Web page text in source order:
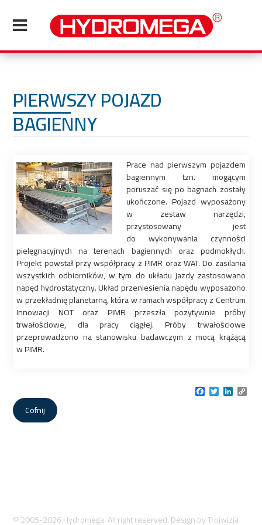
PIERWSZY POJAZD
BAGIENNY
Prace nad pierwszym pojazdem
bagiennym tzn. mogącym
poruszać się po bagnach zostały
ukończone. Pojazd wyposażony
w zestaw narzędzi,
przystosowany jest
do wykonywania czynności
pielęgnacyjnych na terenach bagiennych oraz podmokłych.
Projekt powstał przy współpracy z PIMR oraz WAT. Do zasilania
wszystkich odbiorników, w tym do układu jazdy zastosowano
napęd hydrostatyczny. Układ przeniesienia napędu wyposażono
w przekładnię planetarną, która w ramach współpracy z Centrum
Innowacji NOT oraz PIMR przeszła pozytywnie próby
trwałościowe, dla pracy ciągłej. Próby trwałościowe
przeprowadzono na stanowisku badawczym z mocą krążącą
w PIMR.
Facebook
Twitter
Link
Cofnij
© 2005-2026 Hydromega. All right reserved. Design byTrojwizja